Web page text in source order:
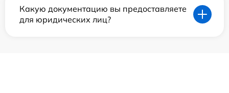
Какую документацию вы предоставляете
для юридических лиц?